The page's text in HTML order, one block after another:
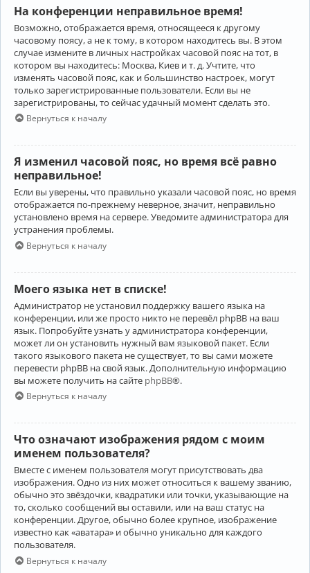
На конференции неправильное время!
Возможно, отображается время, относящееся к другому
часовому поясу, а не к тому, в котором находитесь вы. В этом
случае измените в личных настройках часовой пояс на тот, в
котором вы находитесь: Москва, Киев и т. д. Учтите, что
изменять часовой пояс, как и большинство настроек, могут
только зарегистрированные пользователи. Если вы не
зарегистрированы, то сейчас удачный момент сделать это.
Вернуться к началу
Я изменил часовой пояс, но время всё равно
неправильное!
Если вы уверены, что правильно указали часовой пояс, но время
отображается по-прежнему неверное, значит, неправильно
установлено время на сервере. Уведомите администратора для
устранения проблемы.
Вернуться к началу
Моего языка нет в списке!
Администратор не установил поддержку вашего языка на
конференции, или же просто никто не перевёл phpBB на ваш
язык. Попробуйте узнать у администратора конференции,
может ли он установить нужный вам языковой пакет. Если
такого языкового пакета не существует, то вы сами можете
перевести phpBB на свой язык. Дополнительную информацию
вы можете получить на сайте phpBB®.
Вернуться к началу
Что означают изображения рядом с моим
именем пользователя?
Вместе с именем пользователя могут присутствовать два
изображения. Одно из них может относиться к вашему званию,
обычно это звёздочки, квадратики или точки, указывающие на
то, сколько сообщений вы оставили, или на ваш статус на
конференции. Другое, обычно более крупное, изображение
известно как «аватара» и обычно уникально для каждого
пользователя.
Вернуться к началу